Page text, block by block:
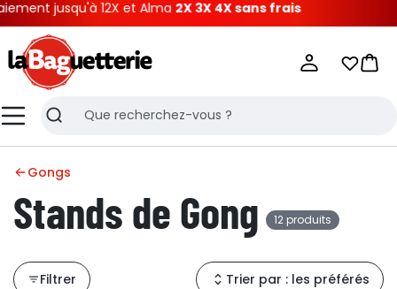
jusqu'à 12X et Alma2X 3X 4X sans frais
MenuRecherche
Mes
Gongs
Stands de Gong 12 produits
Filtrer Trier par : les préférés